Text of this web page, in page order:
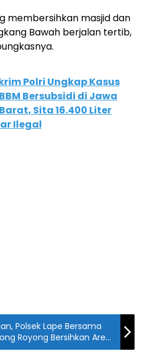
membersihkan masjid dan
Bawah berjalan tertib,
Polri Ungkap Kasus
Bersubsidi di Jawa
Sita 16.400 Liter
Ilegal
Polsek Lape Bersama
Royong Bersihkan Area